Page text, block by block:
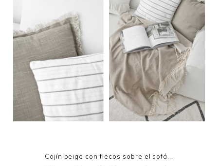
Cojín beige con flecos sobre el sofá...